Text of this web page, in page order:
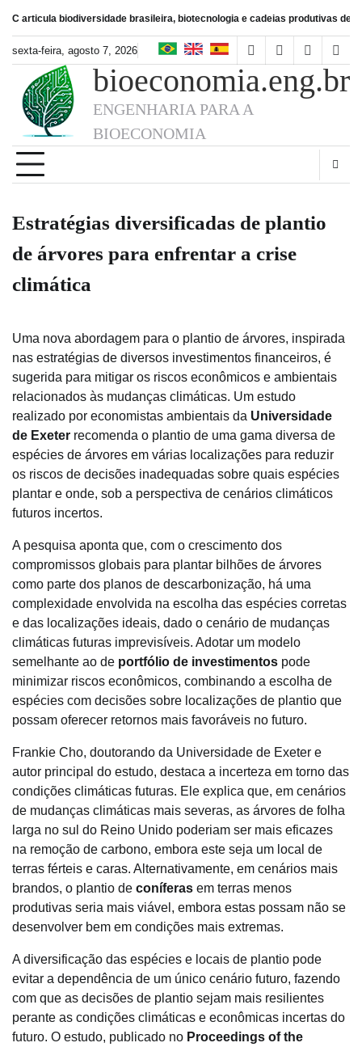
content
biodiversidade brasileira, biotecnologia e cadeias produtivas de alimentos
sexta-feira, agosto 7, 2026
facebookinstagram
linkedin
bioeconomia.eng.br
ENGENHARIA PARA A
BIOECONOMIA
Estratégias diversificadas de plantio
de árvores para enfrentar a crise
climática
Uma nova abordagem para o plantio de árvores, inspirada
nas estratégias de diversos investimentos financeiros, é
sugerida para mitigar os riscos econômicos e ambientais
relacionados às mudanças climáticas. Um estudo
realizado por economistas ambientais da Universidade
de Exeter recomenda o plantio de uma gama diversa de
espécies de árvores em várias localizações para reduzir
os riscos de decisões inadequadas sobre quais espécies
plantar e onde, sob a perspectiva de cenários climáticos
futuros incertos.
A pesquisa aponta que, com o crescimento dos
compromissos globais para plantar bilhões de árvores
como parte dos planos de descarbonização, há uma
complexidade envolvida na escolha das espécies corretas
e das localizações ideais, dado o cenário de mudanças
climáticas futuras imprevisíveis. Adotar um modelo
semelhante ao de portfólio de investimentos pode
minimizar riscos econômicos, combinando a escolha de
espécies com decisões sobre localizações de plantio que
possam oferecer retornos mais favoráveis no futuro.
Frankie Cho, doutorando da Universidade de Exeter e
autor principal do estudo, destaca a incerteza em torno das
condições climáticas futuras. Ele explica que, em cenários
de mudanças climáticas mais severas, as árvores de folha
larga no sul do Reino Unido poderiam ser mais eficazes
na remoção de carbono, embora este seja um local de
terras férteis e caras. Alternativamente, em cenários mais
brandos, o plantio de coníferas em terras menos
produtivas seria mais viável, embora estas possam não se
desenvolver bem em condições mais extremas.
A diversificação das espécies e locais de plantio pode
evitar a dependência de um único cenário futuro, fazendo
com que as decisões de plantio sejam mais resilientes
perante as condições climáticas e econômicas incertas do
futuro. O estudo, publicado no Proceedings of the